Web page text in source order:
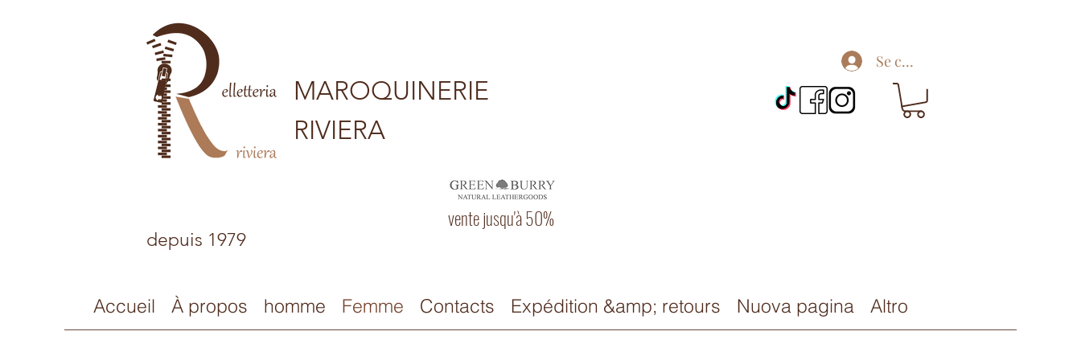
depuis 1979
MAROQUINERIE
RIVIERA
vente jusqu'à 50%
Se connecter
Accueil À propos homme Femme Contacts Expédition &amp; retours Nuova pagina Altro